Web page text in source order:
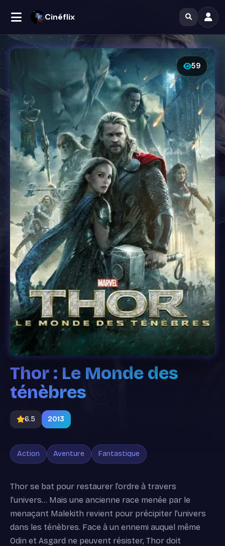
Cinéflix
59
Thor : Le Monde des
ténèbres
6.5 2013
Action Aventure Fantastique
Thor se bat pour restaurer l’ordre à travers
l’univers… Mais une ancienne race menée par le
menaçant Malekith revient pour précipiter l’univers
dans les ténèbres. Face à un ennemi auquel même
Odin et Asgard ne peuvent résister, Thor doit